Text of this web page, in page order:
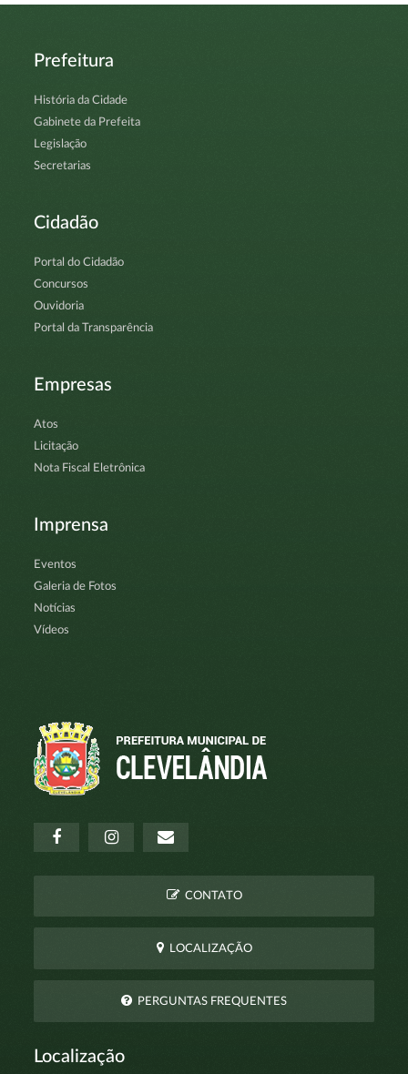
Prefeitura
História da Cidade
Gabinete da Prefeita
Legislação
Secretarias
Cidadão
Portal do Cidadão
Concursos
Ouvidoria
Portal da Transparência
Empresas
Atos
Licitação
Nota Fiscal Eletrônica
Imprensa
Eventos
Galeria de Fotos
Notícias
Vídeos
CONTATO
LOCALIZAÇÃO
PERGUNTAS FREQUENTES
Localização